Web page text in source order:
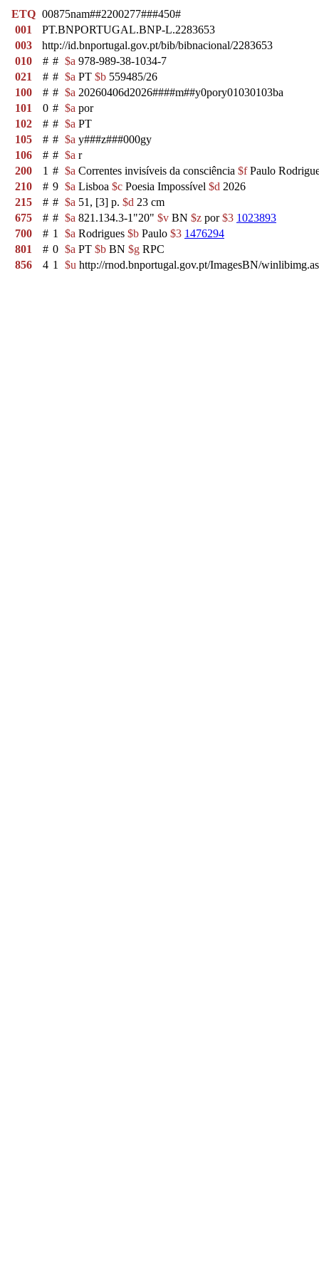
ETQ 00875nam##2200277###450#
001
PT.BNPORTUGAL.BNP-L.2283653
003
http://id.bnportugal.gov.pt/bib/bibnacional/2283653
010
# # $a 978-989-38-1034-7
021
# # $a PT $b 559485/26
100
# # $a 20260406d2026####m##y0pory01030103ba
101
0 # $a por
102
# # $a PT
105
# # $a y###z###000gy
106
# # $a r
200
1 # $a Correntes invisíveis da consciência $fPaulo
210
# 9 $a Lisboa $c Poesia Impossível $d 2026
215
# # $a 51, [3] p. $d 23 cm
675
# # $a 821.134.3-1"20" $v BN $z por$3 1023893
700
# 1 $a Rodrigues $b Paulo $3 1476294
801
# 0 $a PT $b BN $g RPC
856
4 1 $u http://rnod.bnportugal.gov.pt/ImagesBN/